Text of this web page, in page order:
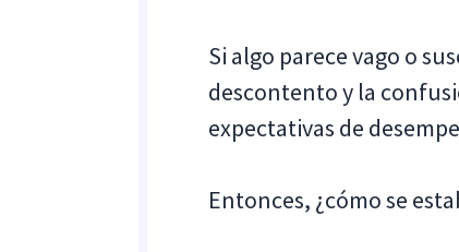
Si algo parece vago o
descontento y la
expectativas de
Entonces, ¿cómo se